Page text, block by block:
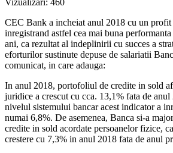
CEC Bank a incheiat anul 2018 cu un
inregistrand astfel cea mai buna
ani, ca rezultat al indeplinirii cu succes a
eforturilor sustinute depuse de salariatii
comunicat, in care adauga:
In anul 2018, portofoliul de credite in sold
juridice a crescut cu cca. 13,1% fata de
nivelul sistemului bancar acest indicator a
numai 6,8%. De asemenea, Banca si-a
credite in sold acordate persoanelor fizice,
crestere cu 7,3% in anul 2018 fata de anul